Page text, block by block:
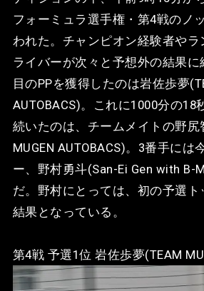
フォーミュラ選手権・第4戦のノ
われた。チャンピオン経験者やラ
ライバーが次々と予想外の結果
目のPPを獲得したのは岩佐歩夢
AUTOBACS)。これに1000分の18
続いたのは、チームメイトの野尻
MUGEN AUTOBACS)。3番手には
ー、野村勇斗(San-Ei Gen with B-
だ。野村にとっては、初の予選
結果となっている。
第4戦 予選1位 岩佐歩夢(TEAM